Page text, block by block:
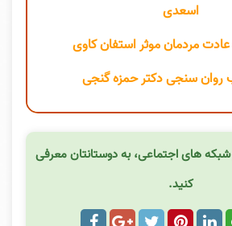
اسعدی
مردمان موثر استفان کاوی
روان سنجی دکتر حمزه گنجی
های اجتماعی، به دوستانتان معرفی
کنید.